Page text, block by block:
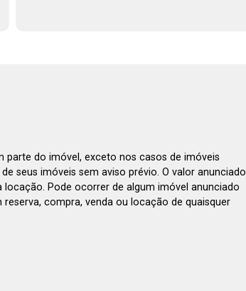
do imóvel, exceto nos casos de imóveis
seus imóveis sem aviso prévio. O valor anunciado
Pode ocorrer de algum imóvel anunciado
compra, venda ou locação de quaisquer